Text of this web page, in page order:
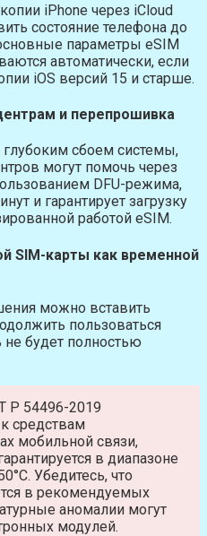
iPhone через iCloud
состояние телефона до
параметры eSIM
автоматически, если
iOS версий 15 и старше.
и перепрошивка
сбоем системы,
могут помочь через
DFU-режима,
и гарантирует загрузку
работой eSIM.
SIM-карты как временной
можно вставить
пользоваться
будет полностью
Р 54496-2019
средствам
мобильной связи,
в диапазоне
Убедитесь, что
в рекомендуемых
аномалии могут
модулей.